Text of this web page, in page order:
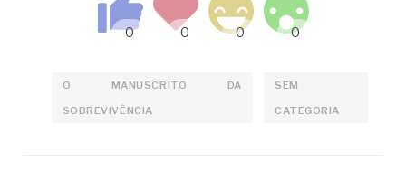
O MANUSCRITO DA
SOBREVIVÊNCIA
SEM
CATEGORIA